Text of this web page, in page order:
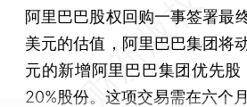
阿里巴巴股权回购一事签署
美元的估值，阿里巴巴集团将
元的新增阿里巴巴集团优先
20%股份。这项交易需在六个